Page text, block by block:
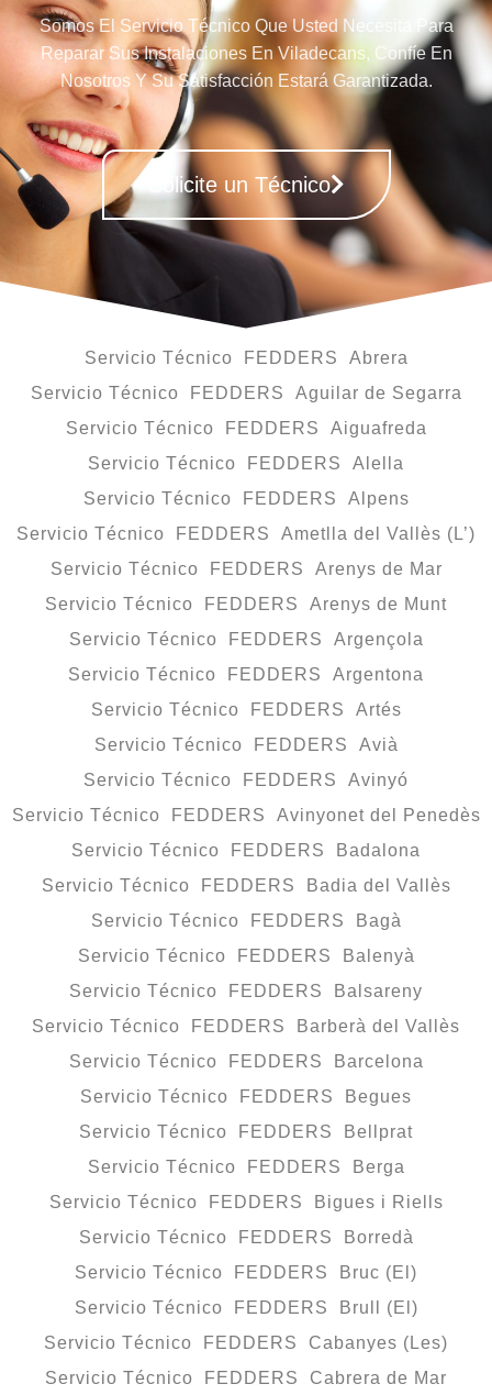
Somos El Servicio Técnico Que Usted Necesita Para
Reparar Sus Instalaciones En Viladecans, Confíe En
Nosotros Y Su Satisfacción Estará Garantizada.
Solicite un Técnico
Servicio Técnico FEDDERS Abrera
Servicio Técnico FEDDERS Aguilar de Segarra
Servicio Técnico FEDDERS Aiguafreda
Servicio Técnico FEDDERS Alella
Servicio Técnico FEDDERS Alpens
Servicio Técnico FEDDERS Ametlla del Vallès (L’)
Servicio Técnico FEDDERS Arenys de Mar
Servicio Técnico FEDDERS Arenys de Munt
Servicio Técnico FEDDERS Argençola
Servicio Técnico FEDDERS Argentona
Servicio Técnico FEDDERS Artés
Servicio Técnico FEDDERS Avià
Servicio Técnico FEDDERS Avinyó
Servicio Técnico FEDDERS Avinyonet del Penedès
Servicio Técnico FEDDERS Badalona
Servicio Técnico FEDDERS Badia del Vallès
Servicio Técnico FEDDERS Bagà
Servicio Técnico FEDDERS Balenyà
Servicio Técnico FEDDERS Balsareny
Servicio Técnico FEDDERS Barberà del Vallès
Servicio Técnico FEDDERS Barcelona
Servicio Técnico FEDDERS Begues
Servicio Técnico FEDDERS Bellprat
Servicio Técnico FEDDERS Berga
Servicio Técnico FEDDERS Bigues i Riells
Servicio Técnico FEDDERS Borredà
Servicio Técnico FEDDERS Bruc (El)
Servicio Técnico FEDDERS Brull (El)
Servicio Técnico FEDDERS Cabanyes (Les)
Servicio Técnico FEDDERS Cabrera de Mar